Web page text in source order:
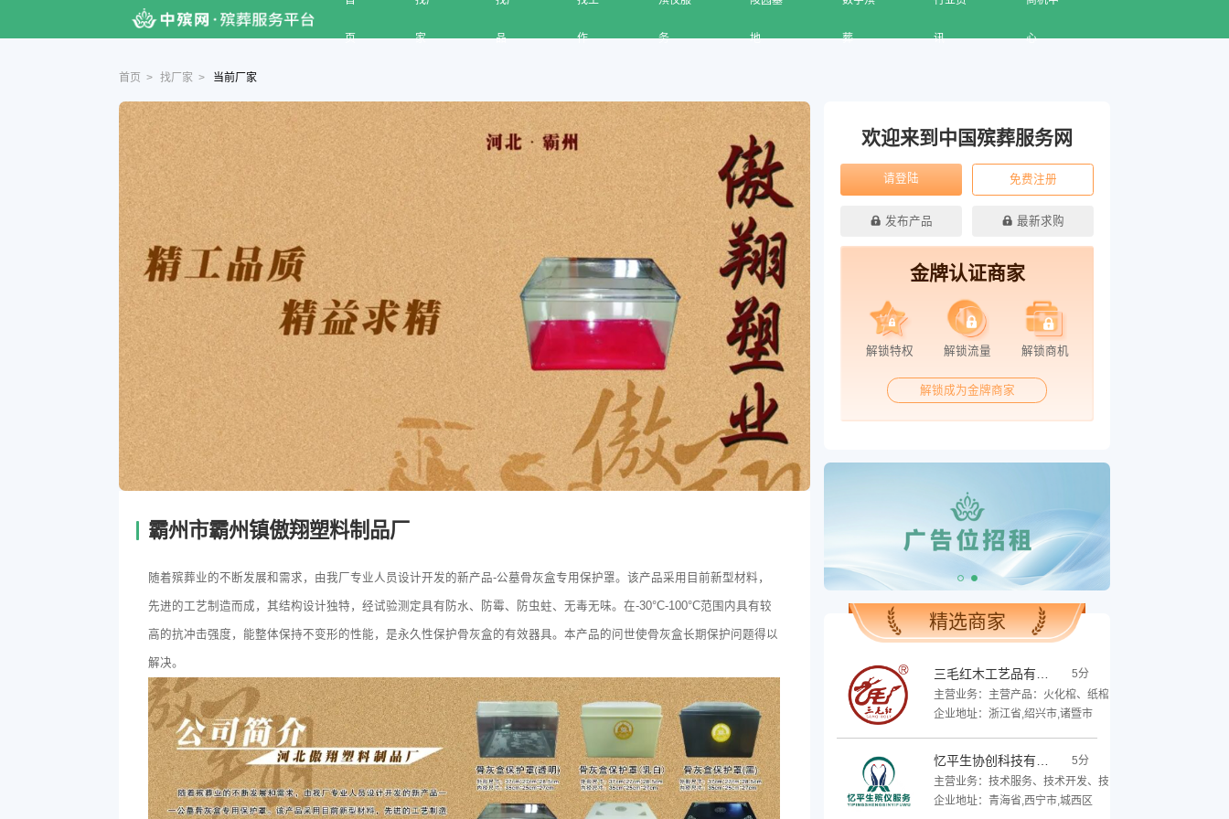
页 家 品 作 务 地 葬 讯 心
首页 > 找厂家 > 当前厂家
霸州市霸州镇傲翔塑料制品厂
随着殡葬业的不断发展和需求，由我厂专业人员设计开发的新产品-公墓骨灰盒专用保护罩。该产品采用目前新型材料，
先进的工艺制造而成，其结构设计独特，经试验测定具有防水、防霉、防虫蛀、无毒无味。在-30°C-100°C范围内具有较
高的抗冲击强度，能整体保持不变形的性能，是永久性保护骨灰盒的有效器具。本产品的问世使骨灰盒长期保护问题得以
解决。
欢迎来到中国殡葬服务网
请登陆 免费注册
发布产品 最新求购
金牌认证商家
解锁特权 解锁流量 解锁商机
解锁成为金牌商家
精选商家
5分
主营业务：主营产品：火化棺、纸棺、寿衣寿被、随葬品、
企业地址：浙江省,绍兴市,诸暨市
5分
主营业务：技术服务、技术开发、技术咨询、技术交流、技
企业地址：青海省,西宁市,城西区